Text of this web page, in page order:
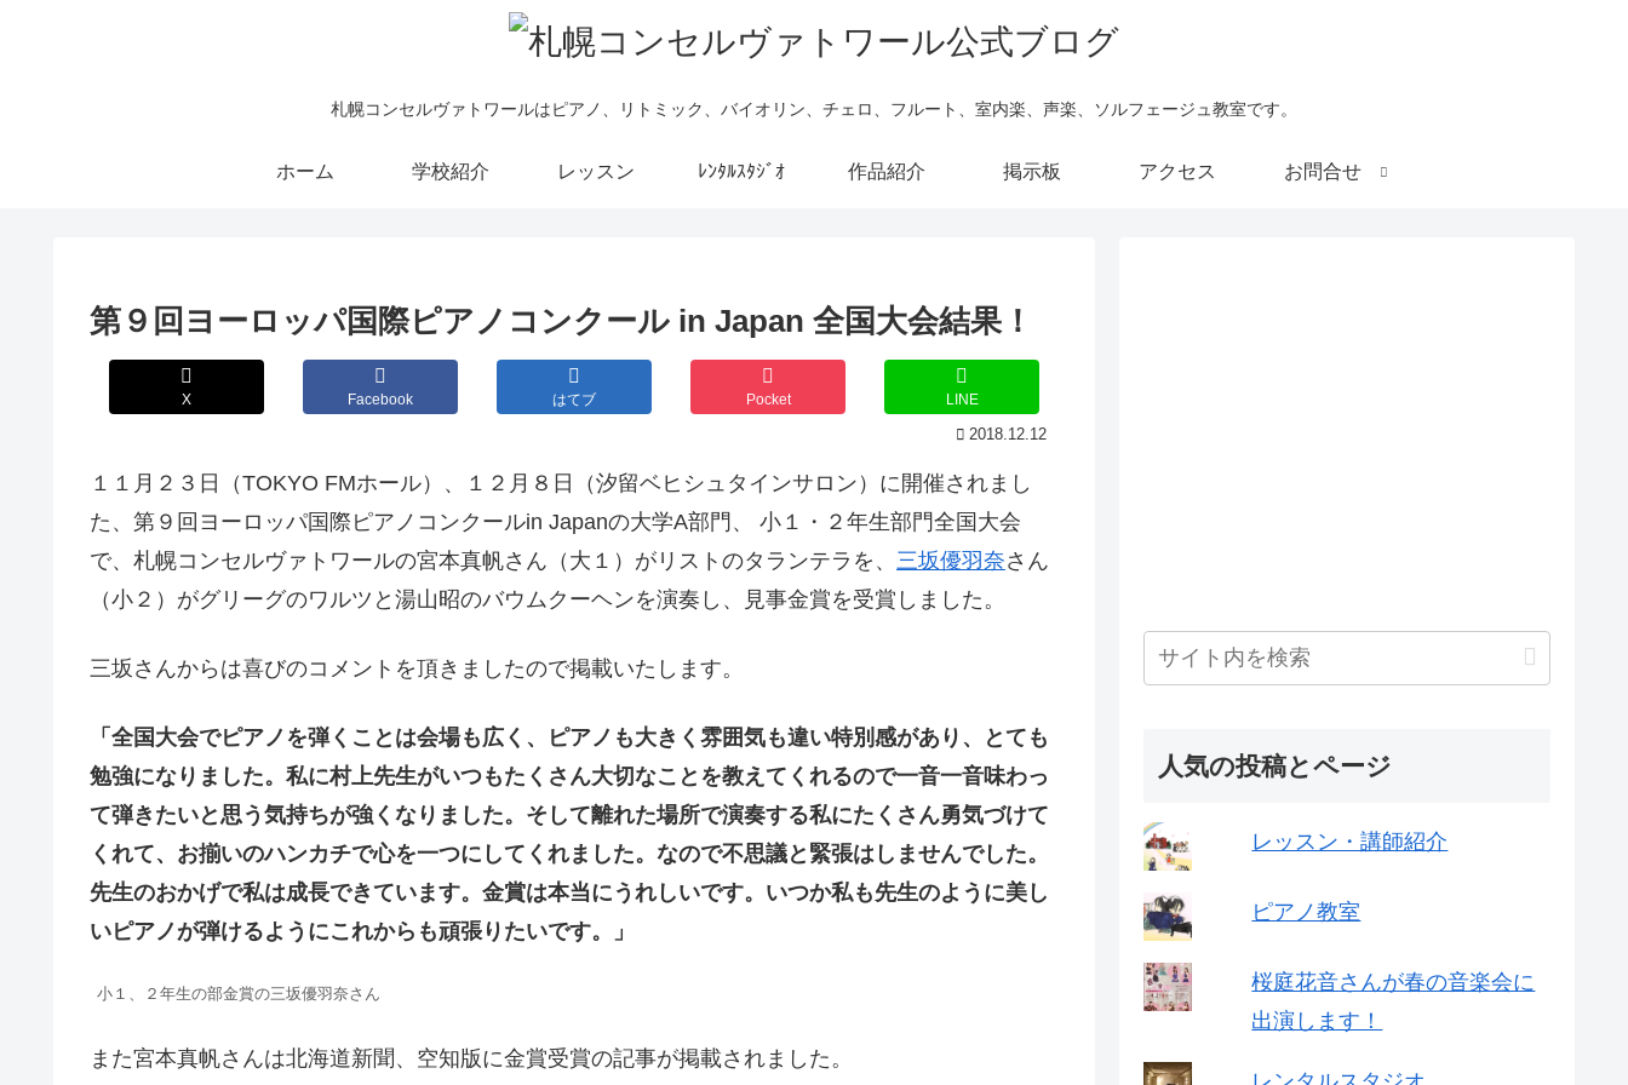
札幌コンセルヴァトワールはピアノ、リトミック、バイオリン、チェロ、フルート、室内楽、声楽、ソルフェージュ教室です。
ホーム 学校紹介 レッスン ﾚﾝﾀﾙｽﾀｼﾞｵ 作品紹介 掲示板 アクセス お問合せ
第９回ヨーロッパ国際ピアノコンクール in Japan 全国大会結果！
X Facebook はてブ Pocket LINE
2018.12.12
１１月２３日（TOKYO FMホール）、１２月８日（汐留ベヒシュタインサロン）に開催されまし
た、第９回ヨーロッパ国際ピアノコンクールin Japanの大学A部門、 小１・２年生部門全国大会
で、札幌コンセルヴァトワールの宮本真帆さん（大１）がリストのタランテラを、 三坂優羽奈さん
（小２）がグリーグのワルツと湯山昭のバウムクーヘンを演奏し、見事金賞を受賞しました。
三坂さんからは喜びのコメントを頂きましたので掲載いたします。
「 全国大会でピアノを弾くことは会場も広く、ピアノも大きく雰囲気も違い特別感があり、とても
勉強になりました。私に村上先生がいつもたくさん大切なことを教えてくれるので一音一音味わっ
て弾きたいと思う気持ちが強くなりました。そして離れた場所で演奏する私にたくさん勇気づけて
くれて、お揃いのハンカチで心を一つにしてくれました。なので不思議と緊張はしませんでした。
先生のおかげで私は成長できています。金賞は本当にうれしいです。いつか私も先生のように美し
いピアノが弾けるようにこれからも頑張りたいです。」
小１、２年生の部金賞の三坂優羽奈さん
また宮本真帆さんは北海道新聞、空知版に金賞受賞の記事が掲載されました。
人気の投稿とページ
レッスン・講師紹介
ピアノ教室
桜庭花音さんが春の音楽会に
出演します！